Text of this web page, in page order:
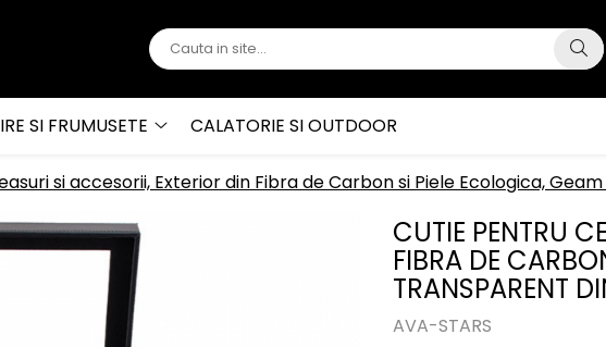
SI FRUMUSETE CALATORIE SI OUTDOOR
si accesorii, Exterior din Fibra de Carbon si Piele Ecologica,
CUTIE PENTRU
FIBRA DE
TRANSPARENT
AVA-STARS